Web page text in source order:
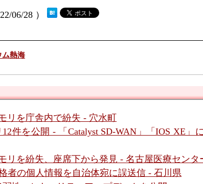
06/28 ）
ム熱海
リを庁舎内で紛失 - 穴水町
件を公開 - 「Catalyst SD-WAN」「IOS XE」
リを紛失、座席下から発見 - 名古屋医療センタ
者の個人情報を自治体宛に誤送信 - 石川県